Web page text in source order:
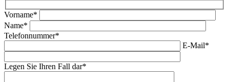
Vorname*
Name*
Telefonnummer*
E-Mail*
Legen Sie Ihren Fall dar*